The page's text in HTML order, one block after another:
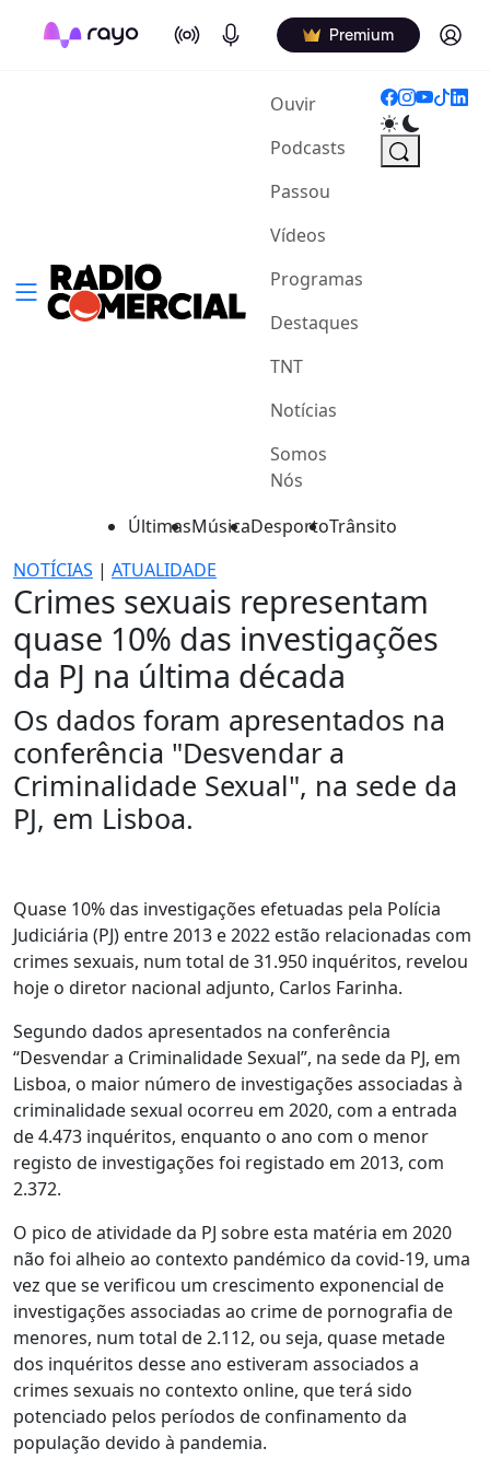
On Air Podcasts Premium Log in
Ouvir(current)
Podcasts
Passou
Vídeos
Programas
Destaques
TNT
Notícias
Somos
Nós
ÚltimasMúsicaDesportoTrânsito
NOTÍCIAS | ATUALIDADE
Crimes sexuais representam
quase 10% das investigações
da PJ na última década
Os dados foram apresentados na
conferência "Desvendar a
Criminalidade Sexual", na sede da
PJ, em Lisboa.
Quase 10% das investigações efetuadas pela Polícia
Judiciária (PJ) entre 2013 e 2022 estão relacionadas com
crimes sexuais, num total de 31.950 inquéritos, revelou
hoje o diretor nacional adjunto, Carlos Farinha.
Segundo dados apresentados na conferência
“Desvendar a Criminalidade Sexual”, na sede da PJ, em
Lisboa, o maior número de investigações associadas à
criminalidade sexual ocorreu em 2020, com a entrada
de 4.473 inquéritos, enquanto o ano com o menor
registo de investigações foi registado em 2013, com
2.372.
O pico de atividade da PJ sobre esta matéria em 2020
não foi alheio ao contexto pandémico da covid-19, uma
vez que se verificou um crescimento exponencial de
investigações associadas ao crime de pornografia de
menores, num total de 2.112, ou seja, quase metade
dos inquéritos desse ano estiveram associados a
crimes sexuais no contexto online, que terá sido
potenciado pelos períodos de confinamento da
população devido à pandemia.